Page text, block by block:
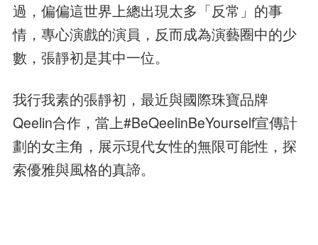
過，偏偏這世界上總出現太多「反常」的事
情，專心演戲的演員，反而成為演藝圈中的少
數，張靜初是其中一位。
我行我素的張靜初，最近與國際珠寶品牌
Qeelin合作，當上#BeQeelinBeYourself宣傳計
劃的女主角，展示現代女性的無限可能性，探
索優雅與風格的真諦。